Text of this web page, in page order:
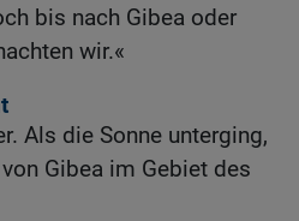
bis nach Gibea oder
wir.«
Als die Sonne unterging,
Gibea im Gebiet des